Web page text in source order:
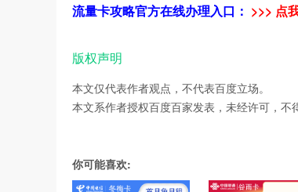
流量卡攻略官方在线办理入口： >>> 点
版权声明
本文仅代表作者观点，不代表百度立场。
本文系作者授权百度百家发表，未经许可，不
你可能喜欢: